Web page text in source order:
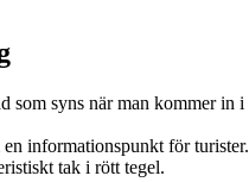
som syns när man kommer in i
informationspunkt för turister.
tak i rött tegel.